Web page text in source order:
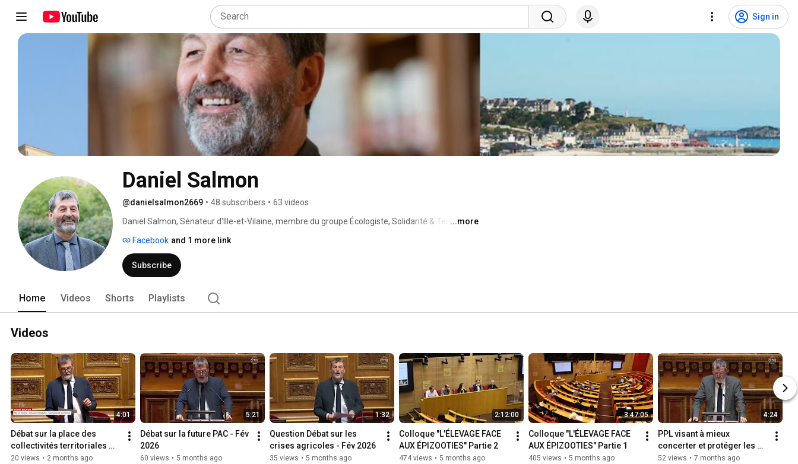
Sign in
Daniel Salmon
@danielsalmon2669 • 48 subscribers • 63 videos
Daniel Salmon, Sénateur d'Ille-et-Vilaine, membre du groupe Écologiste, Solidarité & Territoires.
...more
Facebook and 1 more link
Subscribe
Home Videos Shorts Playlists
Videos
4:01
Débat sur la place des
collectivités territoriales
dans la politique éducative -
20 views • 2 months ago
5:21
Débat sur la future PAC - Fév
2026
60 views • 5 months ago
1:32
Question Débat sur les
crises agricoles - Fév 2026
35 views • 5 months ago
2:12:00
Colloque "L'ÉLEVAGE FACE
AUX ÉPIZOOTIES" Partie 2
474 views • 5 months ago
3:47:05
Colloque "L'ÉLEVAGE FACE
AUX ÉPIZOOTIES" Partie 1
405 views • 5 months ago
4:24
PPL visant à mieux
concerter et protéger les
riverains de parcelles
52 views • 7 months ago